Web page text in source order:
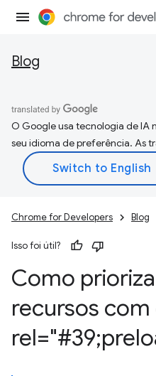
Blog
O Google usa tecnologia de IA
seu idioma de preferência. As
Chrome for Developers Blog
Isso foi útil?
Como
recursos com